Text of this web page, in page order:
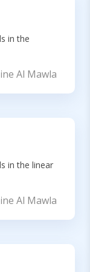
in the
Al Mawla
in the linear
Al Mawla